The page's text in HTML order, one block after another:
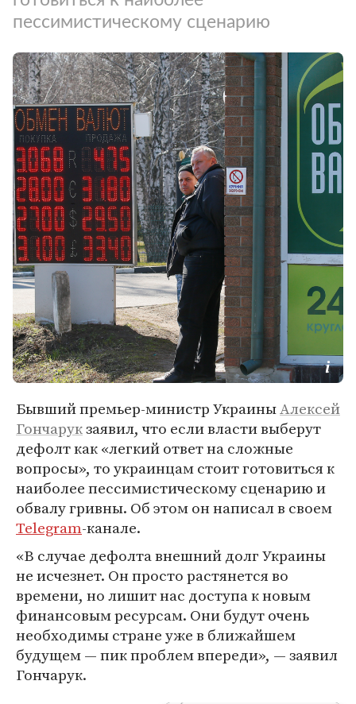
пессимистическому сценарию
Бывший премьер-министр УкраиныАлексей
Гончарукзаявил, что если власти выберут
дефолт как «легкий ответ на сложные
вопросы», то украинцам стоит готовиться к
наиболее пессимистическому сценарию и
обвалу гривны. Об этом он написал в своем
Telegram-канале.
«В случае дефолта внешний долг Украины
не исчезнет. Он просто растянется во
времени, но лишит нас доступа к новым
финансовым ресурсам. Они будут очень
необходимы стране уже в ближайшем
будущем — пик проблем впереди», — заявил
Гончарук.